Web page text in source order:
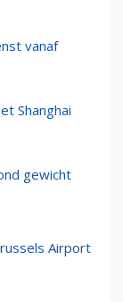
vanaf
Shanghai
gewicht
Airport